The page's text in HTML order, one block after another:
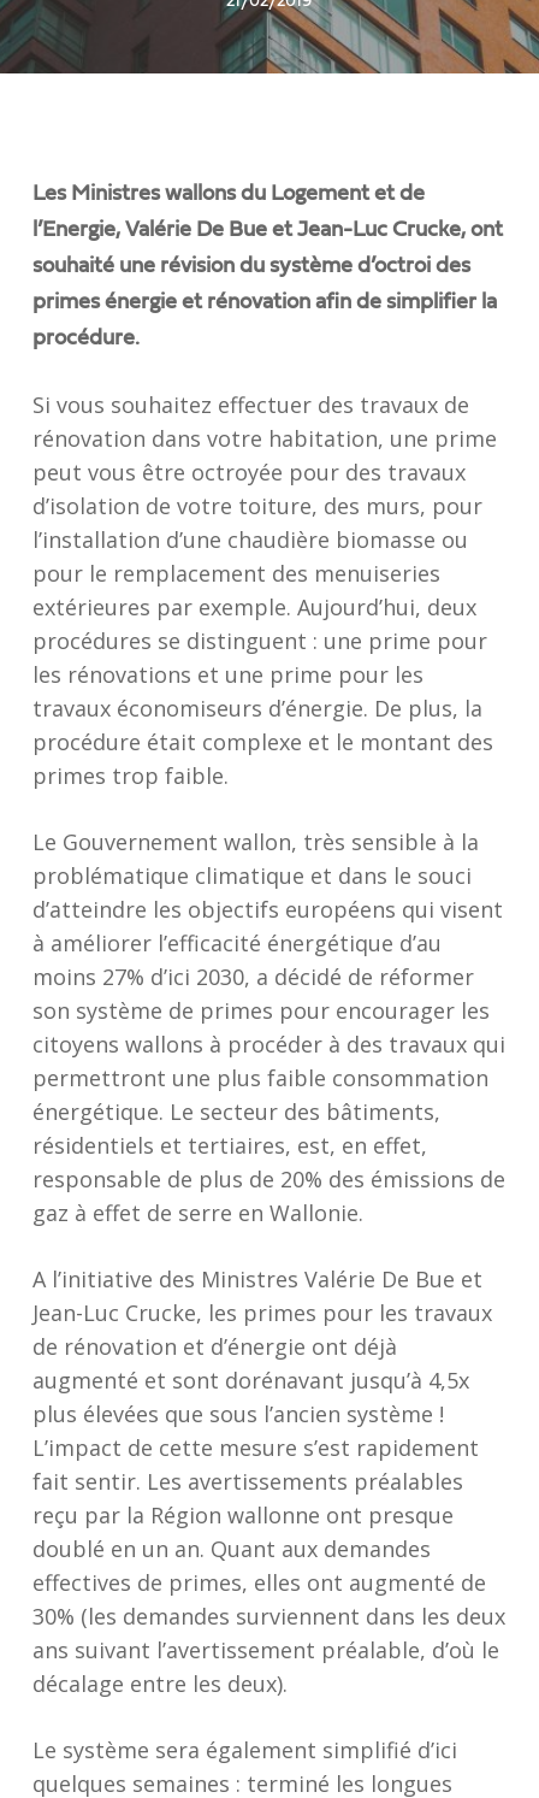
Les Ministres wallons du Logement et de
l’Energie, Valérie De Bue et Jean-Luc Crucke, ont
souhaité une révision du système d’octroi des
primes énergie et rénovation afin de simplifier la
procédure.
Si vous souhaitez effectuer des travaux de
rénovation dans votre habitation, une prime
peut vous être octroyée pour des travaux
d’isolation de votre toiture, des murs, pour
l’installation d’une chaudière biomasse ou
pour le remplacement des menuiseries
extérieures par exemple. Aujourd’hui, deux
procédures se distinguent : une prime pour
les rénovations et une prime pour les
travaux économiseurs d’énergie. De plus, la
procédure était complexe et le montant des
primes trop faible.
Le Gouvernement wallon, très sensible à la
problématique climatique et dans le souci
d’atteindre les objectifs européens qui visent
à améliorer l’efficacité énergétique d’au
moins 27% d’ici 2030, a décidé de réformer
son système de primes pour encourager les
citoyens wallons à procéder à des travaux qui
permettront une plus faible consommation
énergétique. Le secteur des bâtiments,
résidentiels et tertiaires, est, en effet,
responsable de plus de 20% des émissions de
gaz à effet de serre en Wallonie.
A l’initiative des Ministres Valérie De Bue et
Jean-Luc Crucke, les primes pour les travaux
de rénovation et d’énergie ont déjà
augmenté et sont dorénavant jusqu’à 4,5x
plus élevées que sous l’ancien système !
L’impact de cette mesure s’est rapidement
fait sentir. Les avertissements préalables
reçu par la Région wallonne ont presque
doublé en un an. Quant aux demandes
effectives de primes, elles ont augmenté de
30% (les demandes surviennent dans les deux
ans suivant l’avertissement préalable, d’où le
décalage entre les deux).
Le système sera également simplifié d’ici
quelques semaines : terminé les longues